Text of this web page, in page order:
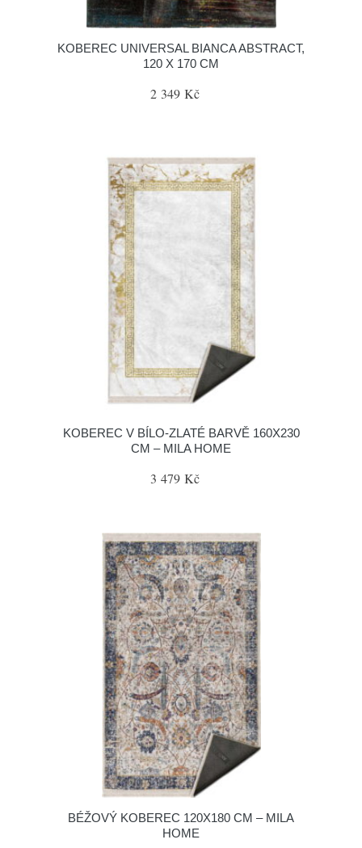
KOBEREC UNIVERSAL BIANCA ABSTRACT,
120 X 170 CM
2 349 Kč
KOBEREC V BÍLO-ZLATÉ BARVĚ 160X230
CM – MILA HOME
3 479 Kč
BÉŽOVÝ KOBEREC 120X180 CM – MILA
HOME